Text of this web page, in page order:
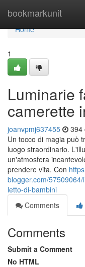
bookmarkunit
Home
Home
1
Luminarie
camerette
joanvpmj637455 394
Un tocco di magia può
luogo straordinario.
un'atmosfera
prendere vita. Con
blogger.com/
letto-di-bambini
Comments
Comments
Submit a Comment
No HTML